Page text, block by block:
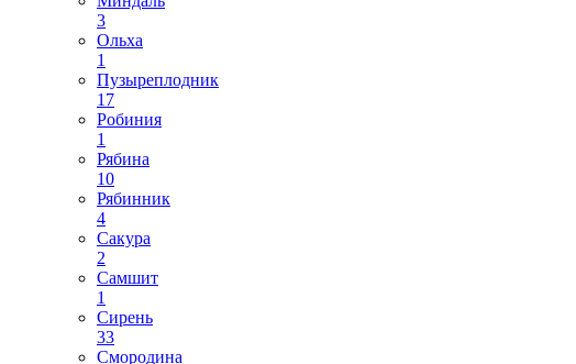
3
Ольха
1
Пузыреплодник
17
Робиния
1
Рябина
10
Рябинник
4
Сакура
2
Самшит
1
Сирень
33
Смородина